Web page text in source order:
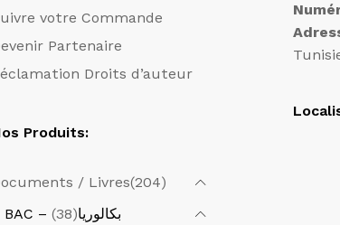
votre Commande
Partenaire
Droits d’auteur
Produits:
/ Livres(204)
BAC – بكالوريا(38)